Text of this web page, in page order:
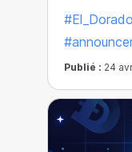
au trésor
#El_Dorado
Publié : 24